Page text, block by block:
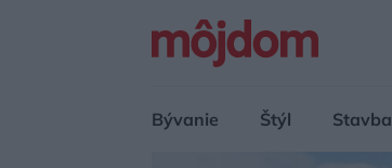
Bývanie Štýl Stavba